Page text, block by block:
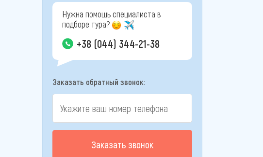
Нужна помощь специалиста в
подборе тура?
+38 (044) 344-21-38
Заказать обратный звонок:
Заказать звонок